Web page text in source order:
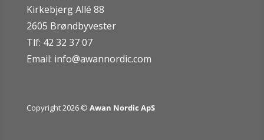
Kirkebjerg Allé 88
2605 Brøndbyvester
Tlf: 42 32 37 07
Email: info@awannordic.com
Copyright 2026 © Awan Nordic ApS